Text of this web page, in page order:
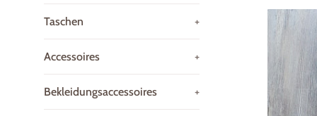
Taschen +
Accessoires +
Bekleidungsaccessoires +